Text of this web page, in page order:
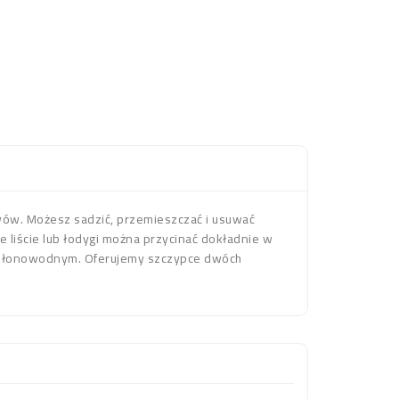
Możesz sadzić, przemieszczać i usuwać
lub łodygi można przycinać dokładnie w
Oferujemy szczypce dwóch